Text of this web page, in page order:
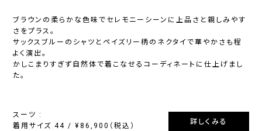
ブラウンの柔らかな色味でセレモニーシーンに上品さと親しみやす
さをプラス。
サックスブルーのシャツとペイズリー柄のネクタイで華やかさも程
よく演出。
かしこまりすぎず自然体で着こなせるコーディネートに仕上げまし
た。
スーツ :
着用サイズ 44 / ¥86,900（税込）
詳しくみる